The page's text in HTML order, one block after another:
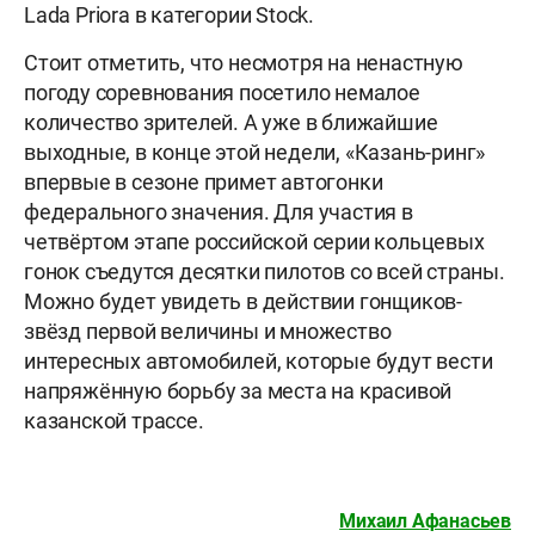
Lada Priora в категории Stock.
Стоит отметить, что несмотря на ненастную
погоду соревнования посетило немалое
количество зрителей. А уже в ближайшие
выходные, в конце этой недели, «Казань-ринг»
впервые в сезоне примет автогонки
федерального значения. Для участия в
четвёртом этапе российской серии кольцевых
гонок съедутся десятки пилотов со всей страны.
Можно будет увидеть в действии гонщиков-
звёзд первой величины и множество
интересных автомобилей, которые будут вести
напряжённую борьбу за места на красивой
казанской трассе.
Михаил Афанасьев